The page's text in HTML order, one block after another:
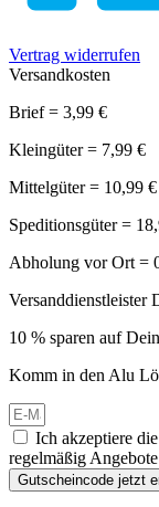
Vertrag widerrufen
Versandkosten
Brief = 3,99 €
Kleingüter = 7,99 €
Mittelgüter = 10,99 €
Speditionsgüter =
Abholung vor Ort =
Versanddienstleister
10 % sparen auf
Komm in den Alu
Ich akzeptiere die
regelmäßig
Gutscheincode jetzt